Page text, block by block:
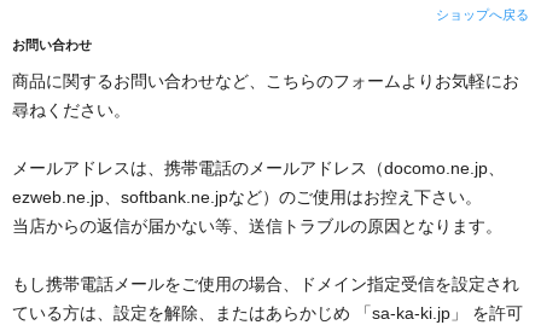
ショップへ戻る
お問い合わせ
商品に関するお問い合わせなど、こちらのフォームよりお気軽にお
尋ねください。
メールアドレスは、携帯電話のメールアドレス（docomo.ne.jp、
ezweb.ne.jp、softbank.ne.jpなど）のご使用はお控え下さい。
当店からの返信が届かない等、送信トラブルの原因となります。
もし携帯電話メールをご使用の場合、ドメイン指定受信を設定され
ている方は、設定を解除、またはあらかじめ 「sa-ka-ki.jp」 を許可